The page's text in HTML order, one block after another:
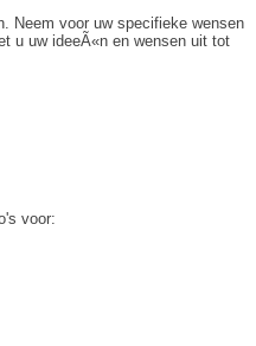
Neem voor uw specifieke wensen
u uw ideeÃ«n en wensen uit tot
voor: